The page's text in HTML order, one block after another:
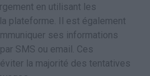
en utilisant les
plateforme. Il est également
ses informations
SMS ou email. Ces
la majorité des tentatives